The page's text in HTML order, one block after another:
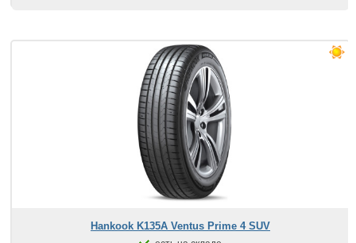
Hankook K135A Ventus Prime 4 SUV